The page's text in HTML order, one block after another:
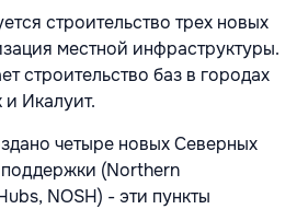
строительство трех новых
местной инфраструктуры.
строительство баз в городах
Икалуит.
четыре новых Северных
(Northern
NOSH) - эти пункты